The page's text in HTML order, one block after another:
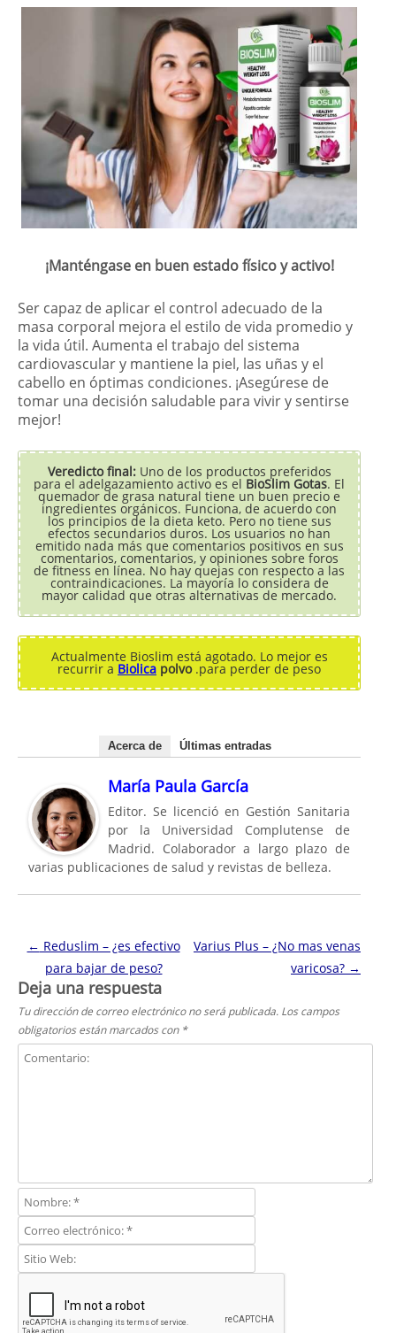
¡Manténgase en buen estado físico y activo!
Ser capaz de aplicar el control adecuado de la
masa corporal mejora el estilo de vida promedio y
la vida útil. Aumenta el trabajo del sistema
cardiovascular y mantiene la piel, las uñas y el
cabello en óptimas condiciones. ¡Asegúrese de
tomar una decisión saludable para vivir y sentirse
mejor!
Veredicto final:Uno de los productos preferidos
para el adelgazamiento activo es el BioSlim Gotas. El
quemador de grasa natural tiene un buen precio e
ingredientes orgánicos. Funciona, de acuerdo con
los principios de la dieta keto. Pero no tiene sus
efectos secundarios duros. Los usuarios no han
emitido nada más que comentarios positivos en sus
comentarios, comentarios, y opiniones sobre foros
de fitness en línea. No hay quejas con respecto a las
contraindicaciones. La mayoría lo considera de
mayor calidad que otras alternativas de mercado.
Actualmente Bioslim está agotado. Lo mejor es
recurrir a Biolica polvo .para perder de peso
Acerca de Últimas entradas
María Paula García
Editor. Se licenció en Gestión Sanitaria
por la Universidad Complutense de
Madrid. Colaborador a largo plazo de
varias publicaciones de salud y revistas de belleza.
Navegación de entradas
← Reduslim – ¿es efectivo
para bajar de peso?
Varius Plus – ¿No mas venas
varicosa? →
Deja una respuesta
Tu dirección de correo electrónico no será publicada. Los campos
obligatorios están marcados con *